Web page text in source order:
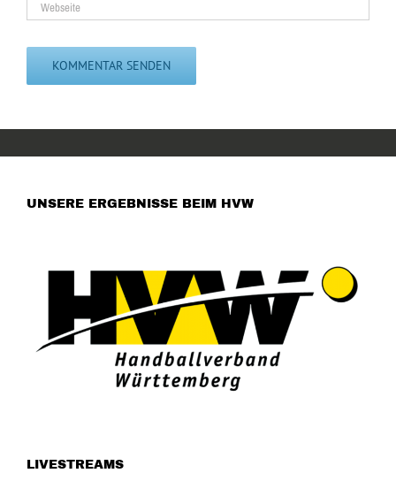
UNSERE ERGEBNISSE BEIM HVW
LIVESTREAMS